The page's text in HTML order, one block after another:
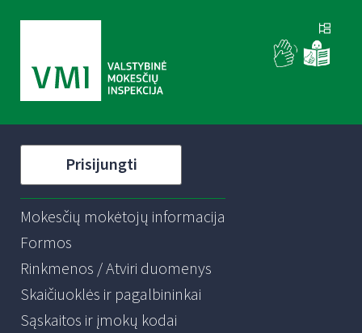
Prisijungti
Mokesčių mokėtojų informacija
Formos
Rinkmenos / Atviri duomenys
Skaičiuoklės ir pagalbininkai
Sąskaitos ir įmokų kodai